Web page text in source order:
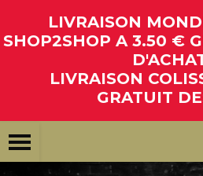
LIVRAISON
SHOP2SHOP A 3.50 €
LIVRAISON
GRATUIT